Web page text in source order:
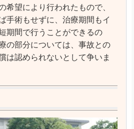
希望により行われたもので、
手術もせずに、治療期間もイ
期間で行うことができるの
の部分については、事故との
は認められないとして争いま